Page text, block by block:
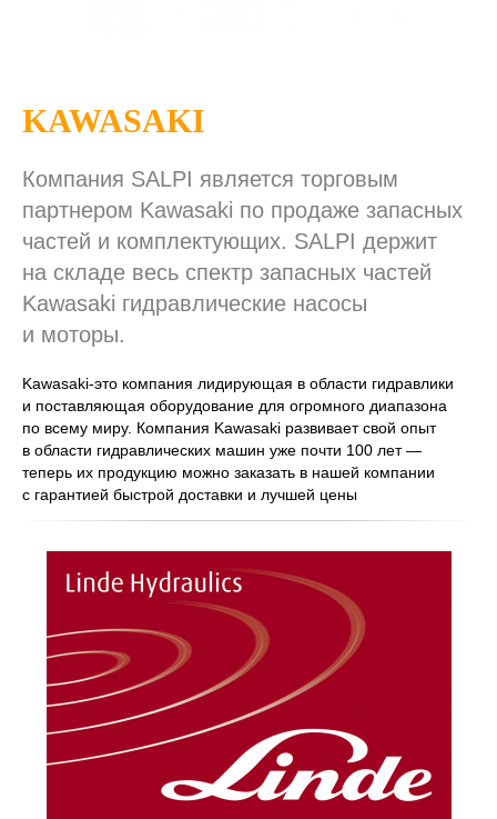
KAWASAKI
Компания SALPI является торговым
партнером Kawasaki по продаже запасных
частей и комплектующих. SALPI держит
на складе весь спектр запасных частей
Kawasaki гидравлические насосы
и моторы.
Kawasaki-это компания лидирующая в области гидравлики
и поставляющая оборудование для огромного диапазона
по всему миру. Компания Kawasaki развивает свой опыт
в области гидравлических машин уже почти 100 лет —
теперь их продукцию можно заказать в нашей компании
с гарантией быстрой доставки и лучшей цены